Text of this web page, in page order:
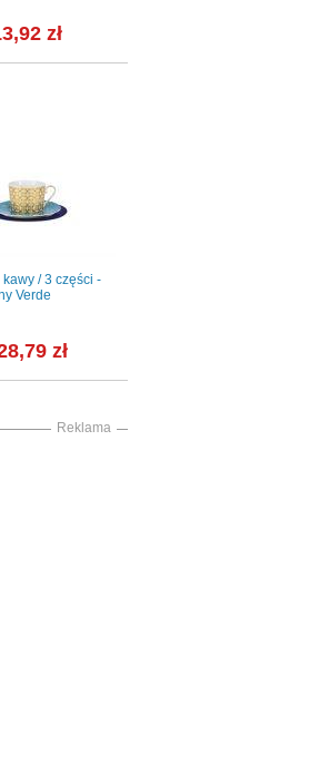
zł
/ 3 części -
Verde
zł
Reklama